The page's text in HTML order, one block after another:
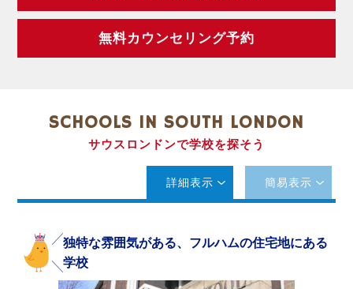
無料カウンセリング予約
SCHOOLS IN SOUTH LONDON
サウスロンドンで学校を探そう
詳細表示 簡易表示
独特な雰囲気がある、フルハムの住宅地にある
学校